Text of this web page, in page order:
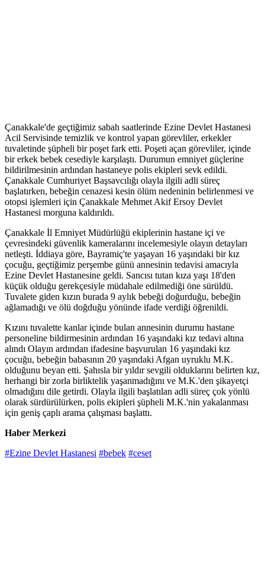
Çanakkale'de geçtiğimiz sabah saatlerinde Ezine Devlet Hastanesi
Acil Servisinde temizlik ve kontrol yapan görevliler, erkekler
tuvaletinde şüpheli bir poşet fark etti. Poşeti açan görevliler, içinde
bir erkek bebek cesediyle karşılaştı. Durumun emniyet güçlerine
bildirilmesinin ardından hastaneye polis ekipleri sevk edildi.
Çanakkale Cumhuriyet Başsavcılığı olayla ilgili adli süreç
başlatırken, bebeğin cenazesi kesin ölüm nedeninin belirlenmesi ve
otopsi işlemleri için Çanakkale Mehmet Akif Ersoy Devlet
Hastanesi morguna kaldırıldı.
Çanakkale İl Emniyet Müdürlüğü ekiplerinin hastane içi ve
çevresindeki güvenlik kameralarını incelemesiyle olayın detayları
netleşti. İddiaya göre, Bayramiç'te yaşayan 16 yaşındaki bir kız
çocuğu, geçtiğimiz perşembe günü annesinin tedavisi amacıyla
Ezine Devlet Hastanesine geldi. Sancısı tutan kıza yaşı 18'den
küçük olduğu gerekçesiyle müdahale edilmediği öne sürüldü.
Tuvalete giden kızın burada 9 aylık bebeği doğurduğu, bebeğin
ağlamadığı ve ölü doğduğu yönünde ifade verdiği öğrenildi.
Kızını tuvalette kanlar içinde bulan annesinin durumu hastane
personeline bildirmesinin ardından 16 yaşındaki kız tedavi altına
alındı Olayın ardından ifadesine başvurulan 16 yaşındaki kız
çocuğu, bebeğin babasının 20 yaşındaki Afgan uyruklu M.K.
olduğunu beyan etti. Şahısla bir yıldır sevgili olduklarını belirten kız,
herhangi bir zorla birliktelik yaşanmadığını ve M.K.'den şikayetçi
olmadığını dile getirdi. Olayla ilgili başlatılan adli süreç çok yönlü
olarak sürdürülürken, polis ekipleri şüpheli M.K.'nin yakalanması
için geniş çaplı arama çalışması başlattı.
Haber Merkezi
#Ezine Devlet Hastanesi #bebek #ceset